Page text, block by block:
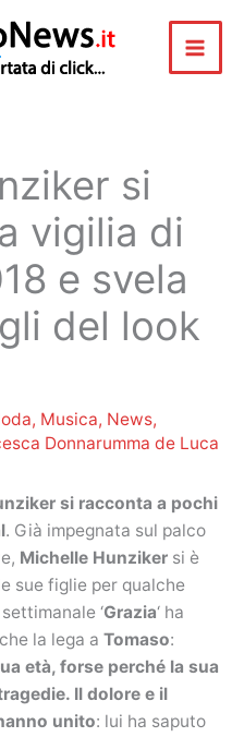
si
vigilia di
e svela
del look
, Musica, News,
Donnarumma de Luca
si racconta a pochi
. Già impegnata sul palco
Michelle Hunziker si è
sue figlie per qualche
‘Grazia‘ ha
la lega a Tomaso:
età, forse perché la sua
Il dolore e il
unito: lui ha saputo